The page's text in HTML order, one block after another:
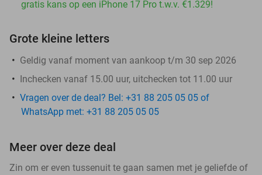
gratis kans op een iPhone 17 Pro t.w.v. €1.329!
Grote kleine letters
Geldig vanaf moment van aankoop t/m 30 sep 2026
Inchecken vanaf 15.00 uur, uitchecken tot 11.00 uur
Vragen over de deal? Bel: +31 88 205 05 05 of
WhatsApp met: +31 88 205 05 05
Meer over deze deal
Zin om er even tussenuit te gaan samen met je geliefde of